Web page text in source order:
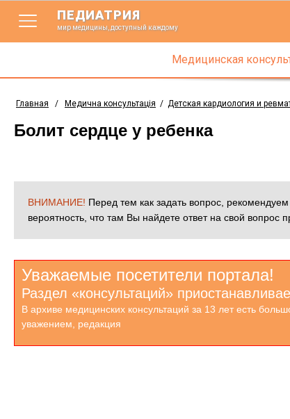
ПЕДИАТРИЯ
мир медицины, доступный каждому
Медицинская
Главная / Медична консультація / Детская кардиология и
Болит сердце у ребенка
ВНИМАНИЕ! Перед тем как задать вопрос,
вероятность, что там Вы найдете ответ на свой вопрос
Уважаемые посетители портала!
Раздел «консультаций»
В архиве медицинских консультаций за 13 лет есть
уважением, редакция